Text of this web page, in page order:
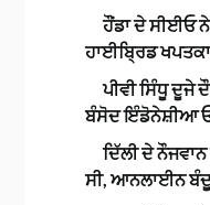
ਹੌਂਡਾ ਦੇ ਸੀਈਓ ਨੇ
ਹਾਈਬ੍ਰਿਡ
ਪੀਵੀ ਸਿੰਧੂ ਦੂਜੇ
ਬੰਸੋਦ ਇੰਡੋਨੇਸ਼ੀਆ
ਦਿੱਲੀ ਦੇ
ਸੀ, ਆਨਲਾਈਨ